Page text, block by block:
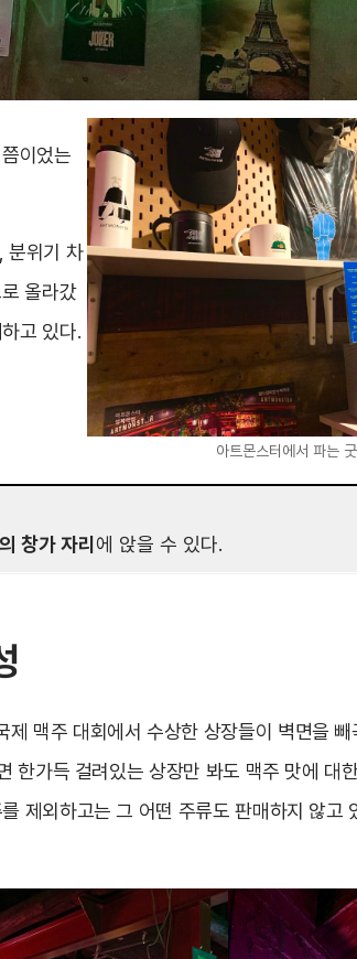
이었는
분위기 차
올라갔
고 있다.
아트몬스터에서 파는
창가 자리에 앉을 수 있다.
맥주 대회에서 수상한 상장들이 벽면을
한가득 걸려있는 상장만 봐도 맥주 맛에 대
제외하고는 그 어떤 주류도 판매하지 않고